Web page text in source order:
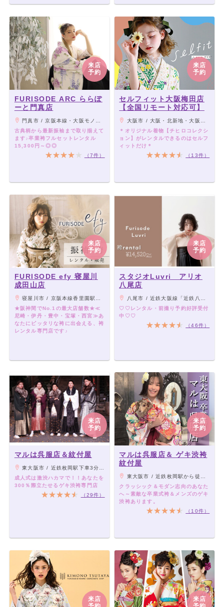
来店
予約
FURISODE ARC ららぽ
ーと門真店
門真市 / 京阪本線・大阪モノレール線「門真市駅」徒歩約8分 近畿自動車道「門真IC」から約0.5km
古典柄から最新振袖まで取り揃えて
ます♪卒業袴フルセットレンタル
15,300円～◎◎
（7件）
来店
予約
セルフィット大阪梅田店
【全国リモート対応可】
大阪市 / 大阪・北新地・大阪梅田・西梅田 各線より徒歩2分～10分
＊オリジナル着物【チヒロコレクシ
ョン】がレンタルできるのはセルフ
ィットだけ＊
（13件）
来店
予約
FURISODE efy 寝屋川
成田山店
寝屋川市 / 京阪本線香里園駅より
★阪神間でNo.1の最大店舗数★≪
尼崎・伊丹・豊中・宝塚・西宮≫あ
なたにピッタリな袴に出会える、袴
レンタル専門店です♪
来店
予約
スタジオLuvri アリオ
八尾店
八尾市 / 近鉄大阪線「近鉄八尾駅」より徒歩8分
♡♡レンタル・前撮り予約好評受付
中♡♡
（46件）
来店
予約
マルは呉服店＆紋付屋
東大阪市 / 近鉄枚岡駅下車3分、枚岡神社駐車場から1分【護国院向かい】
成人式は激渋ハカマで！！あなたを
300％際立たせるゲキ渋袴専門店
（29件）
来店
予約
マルは呉服店＆ ゲキ渋袴
紋付屋
東大阪市 / 近鉄枚岡駅から徒歩3分/枚岡神社駐車場から徒歩1分(護国院の向かい)
クラッシック＆モダン志向のあなた
へ～素敵な卒業式袴＆メンズのゲキ
渋袴あります。
（10件）
来店
来店